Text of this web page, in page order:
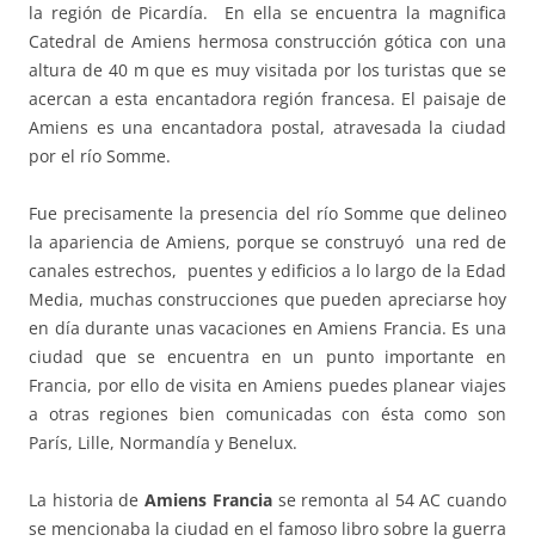
la región de Picardía. En ella se encuentra la magnifica
Catedral de Amiens hermosa construcción gótica con una
altura de 40 m que es muy visitada por los turistas que se
acercan a esta encantadora región francesa. El paisaje de
Amiens es una encantadora postal, atravesada la ciudad
por el río Somme.
Fue precisamente la presencia del río Somme que delineo
la apariencia de Amiens, porque se construyó una red de
canales estrechos, puentes y edificios a lo largo de la Edad
Media, muchas construcciones que pueden apreciarse hoy
en día durante unas vacaciones en Amiens Francia. Es una
ciudad que se encuentra en un punto importante en
Francia, por ello de visita en Amiens puedes planear viajes
a otras regiones bien comunicadas con ésta como son
París, Lille, Normandía y Benelux.
La historia deAmiens Franciase remonta al 54 AC cuando
se mencionaba la ciudad en el famoso libro sobre la guerra